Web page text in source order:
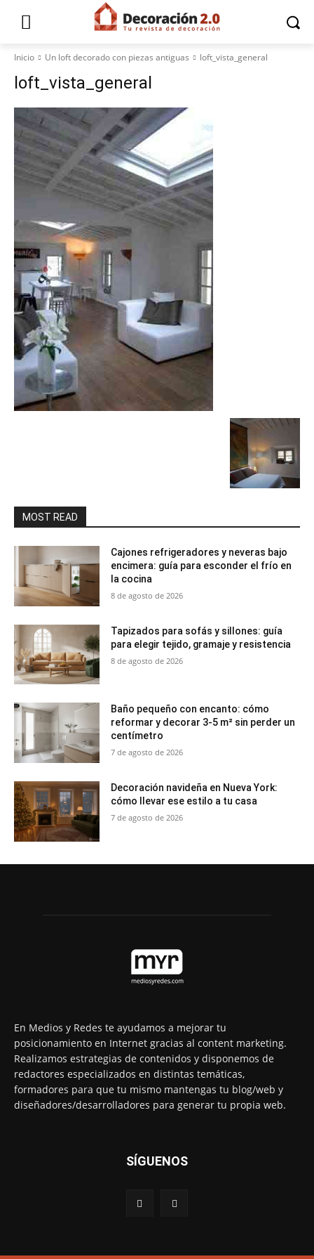
Inicio Un loft decorado con piezas antiguas loft_vista_general
loft_vista_general
MOST READ
Cajones refrigeradores y neveras bajo
encimera: guía para esconder el frío en
la cocina
8 de agosto de 2026
Tapizados para sofás y sillones: guía
para elegir tejido, gramaje y resistencia
8 de agosto de 2026
Baño pequeño con encanto: cómo
reformar y decorar 3-5 m² sin perder un
centímetro
7 de agosto de 2026
Decoración navideña en Nueva York:
cómo llevar ese estilo a tu casa
7 de agosto de 2026
En Medios y Redes te ayudamos a mejorar tu
posicionamiento en Internet gracias al content marketing.
Realizamos estrategias de contenidos y disponemos de
redactores especializados en distintas temáticas,
formadores para que tu mismo mantengas tu blog/web y
diseñadores/desarrolladores para generar tu propia web.
SÍGUENOS